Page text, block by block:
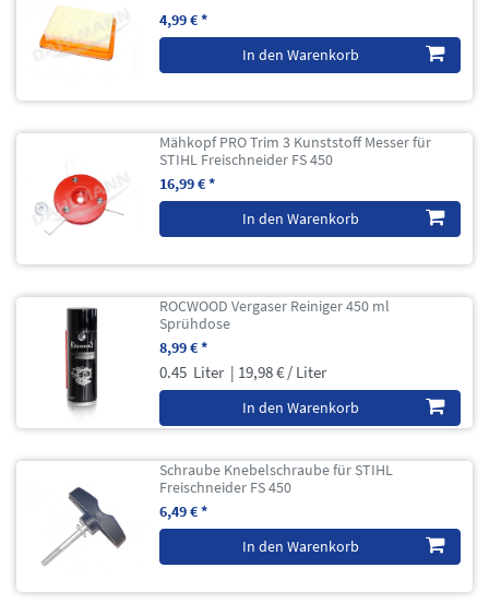
4,99 € *
In den Warenkorb
Mähkopf PRO Trim 3 Kunststoff Messer für
STIHL Freischneider FS 450
16,99 € *
In den Warenkorb
ROCWOOD Vergaser Reiniger 450 ml
Sprühdose
8,99 € *
0.45 Liter | 19,98 € / Liter
In den Warenkorb
Schraube Knebelschraube für STIHL
Freischneider FS 450
6,49 € *
In den Warenkorb